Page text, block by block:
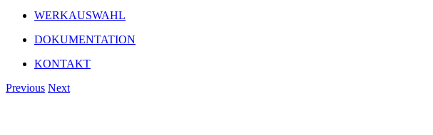
WERKAUSWAHL
DOKUMENTATION
KONTAKT
Previous Next